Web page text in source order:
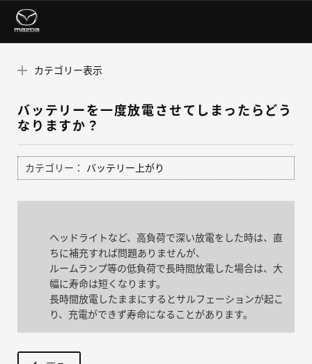
カテゴリー表示
バッテリーを一度放電させてしまったらどう
なりますか？
カテゴリー： バッテリー上がり
ヘッドライトなど、高負荷で深い放電をした時は、直
ちに補充すれば問題ありませんが、
ルームランプ等の低負荷で長時間放電した場合は、大
幅に寿命は短くなります。
長時間放電したままにするとサルフェーションが起こ
り、充電ができず寿命になることがあります。